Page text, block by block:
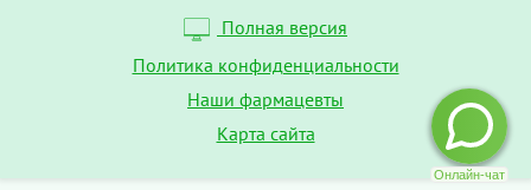
Полная версия
Политика конфиденциальности
Наши фармацевты
Карта сайта